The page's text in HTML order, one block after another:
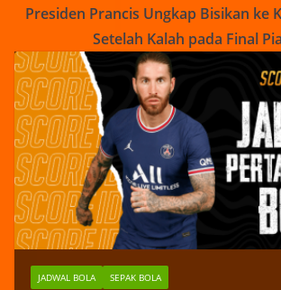
Presiden Prancis Ungkap Bisikan ke
Setelah Kalah pada Final
JADWAL BOLA SEPAK BOLA